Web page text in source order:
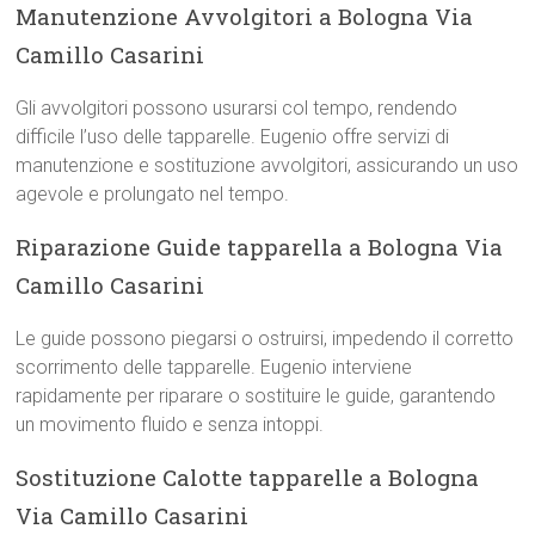
Manutenzione Avvolgitori a Bologna Via
Camillo Casarini
Gli avvolgitori possono usurarsi col tempo, rendendo
difficile l’uso delle tapparelle. Eugenio offre servizi di
manutenzione e sostituzione avvolgitori, assicurando un uso
agevole e prolungato nel tempo.
Riparazione Guide tapparella a Bologna Via
Camillo Casarini
Le guide possono piegarsi o ostruirsi, impedendo il corretto
scorrimento delle tapparelle. Eugenio interviene
rapidamente per riparare o sostituire le guide, garantendo
un movimento fluido e senza intoppi.
Sostituzione Calotte tapparelle a Bologna
Via Camillo Casarini